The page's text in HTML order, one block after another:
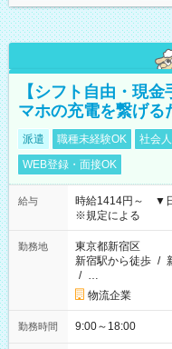
【シフト自由・現
マホの充電を繋げる
派遣 職種未経験OK 社会
WEB登録・面接OK
給与
時給1414円～ ▼
※規定による
勤務地
東京都新宿区
新宿駅から徒歩 /
/ …
物流企業
勤務時間 9:00～18:00